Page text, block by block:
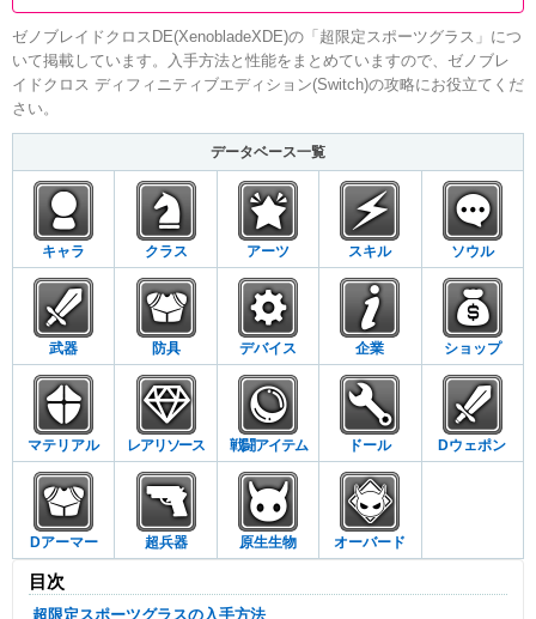
ゼノブレイドクロスDE(XenobladeXDE)の「超限定スポーツグラス」につ
いて掲載しています。入手方法と性能をまとめていますので、ゼノブレ
イドクロス ディフィニティブエディション(Switch)の攻略にお役立てくだ
さい。
データベース一覧
キャラ クラス アーツ スキル ソウル
武器 防具 デバイス 企業 ショップ
マテリアル レアリソース 戦闘アイテム ドール Dウェポン
Dアーマー 超兵器 原生生物 オーバード
目次
超限定スポーツグラスの入手方法